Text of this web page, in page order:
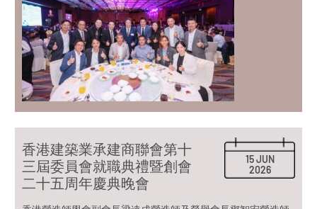
15 JUN
2026
香港建築業承建商聯會第十
三屆委員會就職典禮暨創會
二十五周年慶典晚會